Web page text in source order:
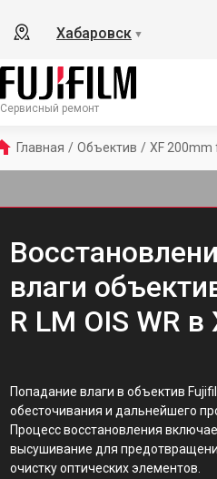
Хабаровск ▼
Сервисный ремонт
Главная / Объектив / XF 200mm
влаги
R LM OIS WR
Попадание влаги в объектив
обесточивания и дальнейшего
Процесс восстановления
высушивание для
очистку оптических элементов.